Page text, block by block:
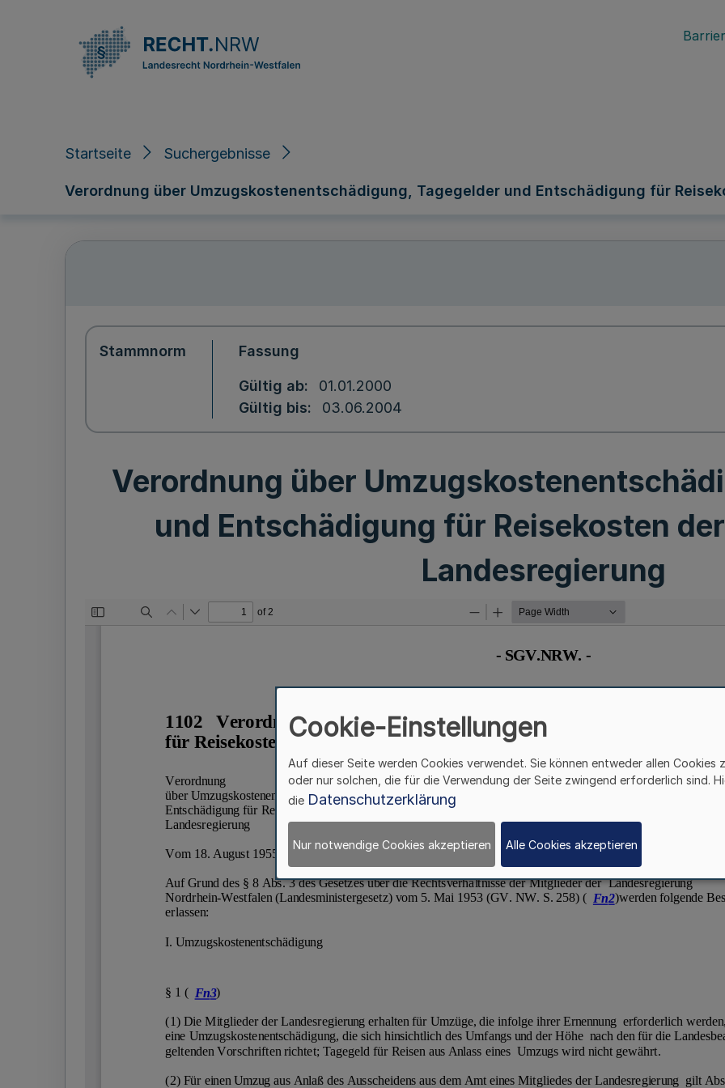
Startseite Suchergebnisse
Verordnung über Umzugskostenentschädigung, Tagegelder und Entschädigung für
Stammnorm Fassung
Gültig ab
01.01.2000
Gültig bis
03.06.2004
Verordnung über
und Entschädigung für Reisekosten
Landesregierung
Cookie-Einstellungen
Auf dieser Seite werden Cookies verwendet. Sie können entweder allen Cookies
oder nur solchen, die für die Verwendung der Seite zwingend erforderlich sind.
die Datenschutzerklärung
Nur notwendige Cookies akzeptieren Alle Cookies akzeptieren